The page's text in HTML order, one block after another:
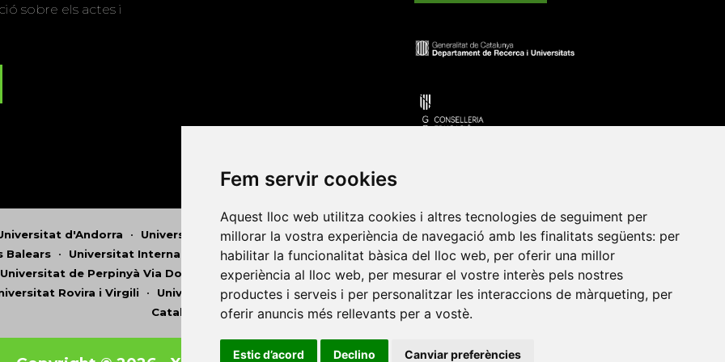
Fem servir cookies
Aquest lloc web utilitza cookies i altres tecnologies de seguiment per
millorar la vostra experiència de navegació amb les finalitats següents: per
habilitar la funcionalitat bàsica del lloc web, per oferir una millor
experiència al lloc web, per mesurar el vostre interès pels nostres
productes i serveis i per personalitzar les interaccions de màrqueting, per
oferir anuncis més rellevants per a vostè.
Estic d’acord Declino Canviar preferències
sobre els actes i
d'Andorra • Universitat Autònoma de Barcelona•Universitat de Barcelona • Universitat CEU Cardenal
Balears • Universitat Internacional de Catalunya•Universitat Jaume I •Universitat de Lleida•Universitat Miguel
Universitat de Perpinyà Via Domitia
•Universitat Politècnica de Catalunya•Universitat Politècnica de València
Rovira i Virgili • Universitat de Sàsser •Universitat de València• Universitat de Vic - Universitat Central de
Catalunya